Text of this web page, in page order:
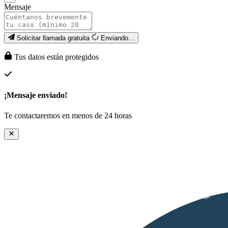
Mensaje
Solicitar llamada gratuita Enviando...
Tus datos están protegidos
¡Mensaje enviado!
Te contactaremos en menos de 24 horas